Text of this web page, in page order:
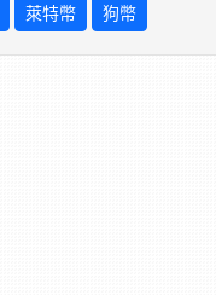
萊特幣 狗幣